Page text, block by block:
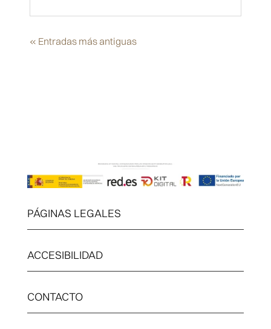
« Entradas más antiguas
PÁGINAS LEGALES
ACCESIBILIDAD
CONTACTO